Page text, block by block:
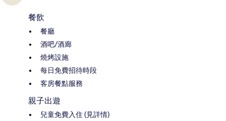
餐飲
餐廳
酒吧/酒廊
燒烤設施
每日免費招待時段
客房餐點服務
親子出遊
兒童免費入住 (見詳情)